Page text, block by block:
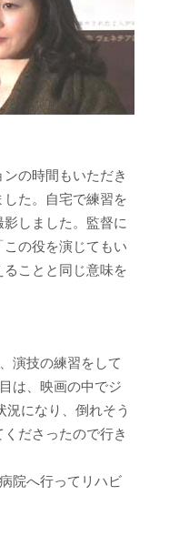
の時間もいただき
た。自宅で練習を
しました。監督に
の役を演じてもい
ことと同じ意味を
演技の練習をして
は、映画の中でジ
になり、倒れそう
ださったので行き
院へ行ってリハビ